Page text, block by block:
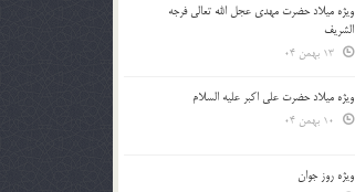
ویژه میلاد حضرت مهدی عجل الله تعالی فرجه
الشريف
ویژه میلاد حضرت علی اکبر علیه السلام
ویژه روز جوان